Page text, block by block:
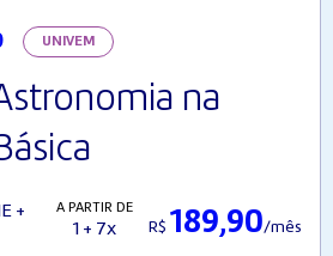
UNIVEM
na
+
A PARTIR DE
1 + 7x R$ 189,90/mês